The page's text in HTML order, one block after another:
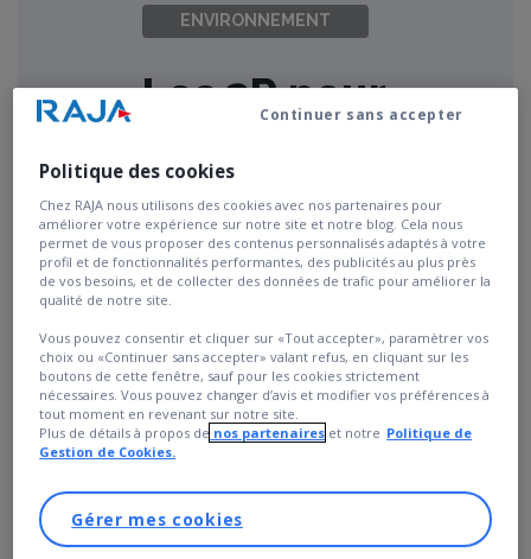
ENVIRONNEMENT
Les 3R pour
emballages
TÉLÉCHARGER LE GUIDE
TOUT CAS CLIENTS GUIDES
Politique des cookies
Chez RAJA nous utilisons des cookies avec nos partenaires pour
améliorer votre expérience sur notre site et notre blog. Cela nous
permet de vous proposer des contenus personnalisés adaptés à votre
profil et de fonctionnalités performantes, des publicités au plus près
de vos besoins, et de collecter des données de trafic pour améliorer la
qualité de notre site.
Vous pouvez consentir et cliquer sur «Tout accepter», paramètrer vos
choix ou «Continuer sans accepter» valant refus, en cliquant sur les
boutons de cette fenêtre, sauf pour les cookies strictement
nécessaires. Vous pouvez changer d’avis et modifier vos préférences à
tout moment en revenant sur notre site.
Plus de détails à propos de nos partenaires et notre Politique de
Gestion de Cookies.
Gérer mes cookies
Continuer sans accepter